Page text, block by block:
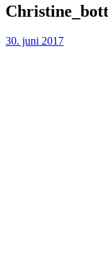
Skip
to
30. juni 2017